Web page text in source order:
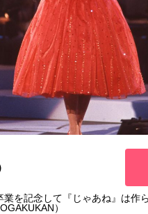
業を記念して『じゃあね』は作
）